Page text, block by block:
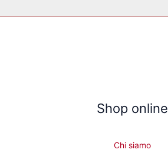
Shop online
Chi siamo